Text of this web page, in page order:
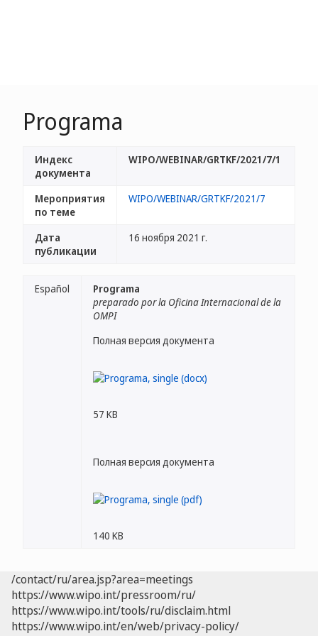
Programa
Индекс
документа
WIPO/WEBINAR/GRTKF/2021/7/1
Мероприятия
по теме
WIPO/WEBINAR/GRTKF/2021/7
Дата
публикации
16 ноября 2021 г.
Español
Programa
preparado por la Oficina Internacional de la
OMPI
Полная версия документа
57 KB
Полная версия документа
140 KB
/contact/ru/area.jsp?area=meetings
https://www.wipo.int/pressroom/ru/
https://www.wipo.int/tools/ru/disclaim.html
https://www.wipo.int/en/web/privacy-policy/